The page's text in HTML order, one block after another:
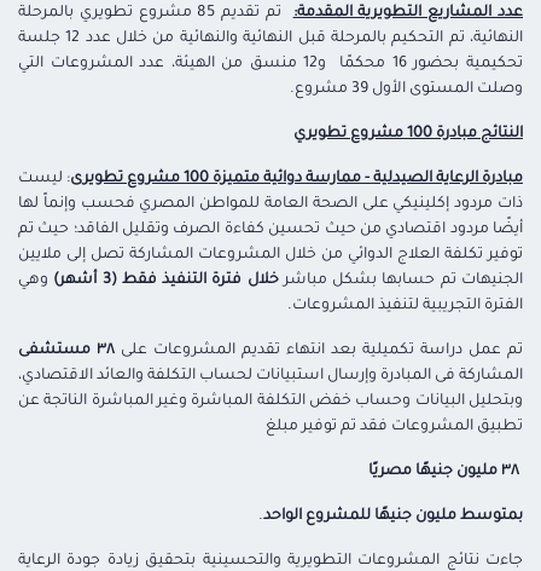
عدد المشاريع التطويرية المقدمة:
تم تقديم 85 مشروع تطويري بالمرحلة
النهائية، تم التحكيم بالمرحلة قبل النهائية والنهائية من خلال عدد 12 جلسة
تحكيمية بحضور 16 محكمًا و12 منسق من الهيئة، عدد المشروعات التي
وصلت المستوى الأول 39 مشروع.
النتائج مبادرة 100 مشروع تطويري
مبادرة الرعاية الصيدلية - ممارسة دوائية متميزة 100 مشروع تطويرى
: ليست
ذات مردود إكلينيكي على الصحة العامة للمواطن المصري فحسب وإنماً لها
أيضًا مردود اقتصادي من حيث تحسين كفاءة الصرف وتقليل الفاقد؛ حيث تم
توفير تكلفة العلاج الدوائي من خلال المشروعات المشاركة تصل إلى ملايين
الجنيهات تم حسابها بشكل مباشر خلال فترة التنفيذ فقط (3 أشهر)
وهي
الفترة التجريبية لتنفيذ المشروعات.
تم عمل دراسة تكميلية بعد انتهاء تقديم المشروعات على ٣٨ مستشفى
المشاركة فى المبادرة وإرسال استبيانات لحساب التكلفة والعائد الاقتصادي،
وبتحليل البيانات وحساب خفض التكلفة المباشرة وغير المباشرة الناتجة عن
تطبيق المشروعات فقد تم توفير مبلغ
٣٨ مليون جنيهًا مصريًا
بمتوسط مليون جنيهًا للمشروع الواحد.
جاءت نتائج المشروعات التطويرية والتحسينية بتحقيق زيادة جودة الرعاية